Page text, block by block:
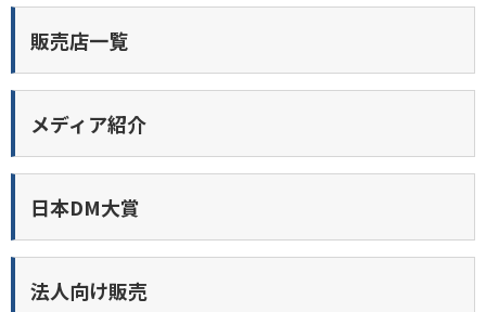
販売店一覧
メディア紹介
日本DM大賞
法人向け販売